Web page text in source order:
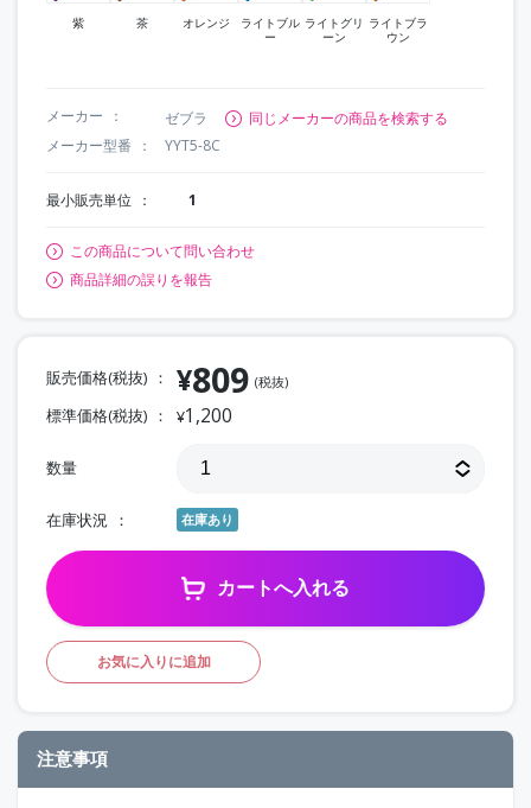
紫 茶 オレンジ
ライトブル
ー
ライトグリ
ーン
ライトブラ
ウン
メーカー ゼブラ
同じメーカーの商品を検索する
メーカー型番
YYT5-8C
最小販売単位 1
この商品について問い合わせ
商品詳細の誤りを報告
販売価格(税抜) ¥809 (税抜)
標準価格(税抜) ¥1,200
数量
在庫状況 在庫あり
カートへ入れる
お気に入りに追加
注意事項